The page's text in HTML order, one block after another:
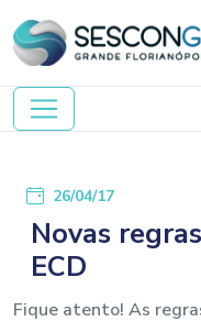
26/04/17
Novas
ECD
Fique atento! As